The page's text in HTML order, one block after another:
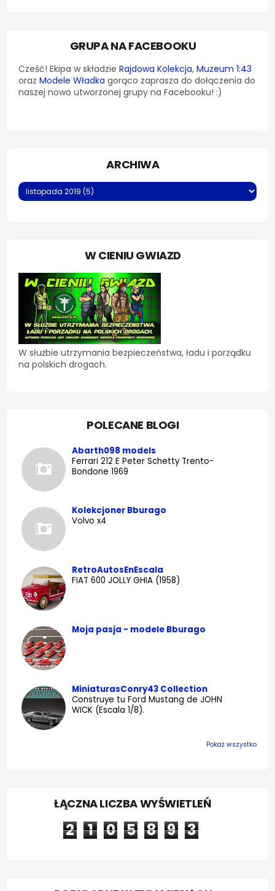
GRUPA NA FACEBOOKU
Cześć! Ekipa w składzie Rajdowa Kolekcja, Muzeum 1:43
oraz Modele Władka gorąco zaprasza do dołączenia do
naszej nowo utworzonej grupy na Facebooku! :)
ARCHIWA
W CIENIU GWIAZD
W służbie utrzymania bezpieczeństwa, ładu i porządku
na polskich drogach.
POLECANE BLOGI
Abarth098 models
Ferrari 212 E Peter Schetty Trento-
Bondone 1969
Kolekcjoner Bburago
Volvo x4
RetroAutosEnEscala
FIAT 600 JOLLY GHIA (1958)
Moja pasja - modele Bburago
MiniaturasConry43 Collection
Construye tu Ford Mustang de JOHN
WICK (Escala 1/8).
Pokaż wszystko
ŁĄCZNA LICZBA WYŚWIETLEŃ
2 1 0 5 8 9 3